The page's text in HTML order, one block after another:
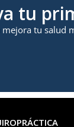
tu
mejora tu salud